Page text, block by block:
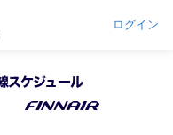
ログイン